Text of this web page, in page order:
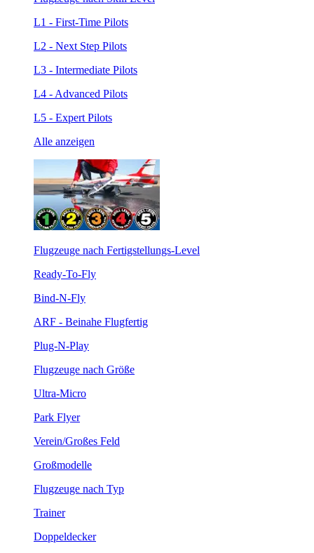
L1 - First-Time Pilots
L2 - Next Step Pilots
L3 - Intermediate Pilots
L4 - Advanced Pilots
L5 - Expert Pilots
Alle anzeigen
Flugzeuge nach Fertigstellungs-Level
Ready-To-Fly
Bind-N-Fly
ARF - Beinahe Flugfertig
Plug-N-Play
Flugzeuge nach Größe
Ultra-Micro
Park Flyer
Verein/Großes Feld
Großmodelle
Flugzeuge nach Typ
Trainer
Doppeldecker